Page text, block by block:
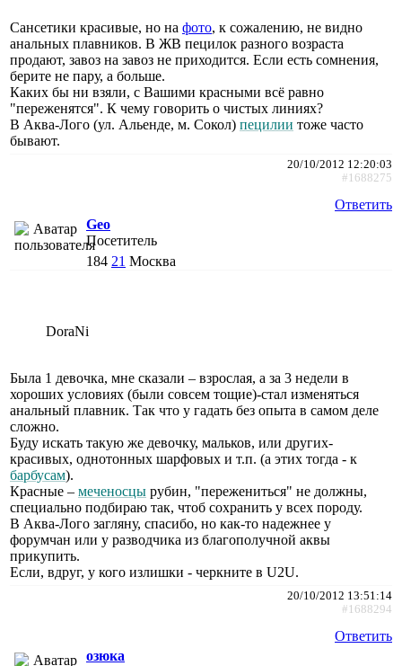
Сансетики красивые, но на фото, к сожалению, не видно
анальных плавников. В ЖВ пецилок разного возраста
продают, завоз на завоз не приходится. Если есть сомнения,
берите не пару, а больше.
Каких бы ни взяли, с Вашими красными всё равно
"переженятся". К чему говорить о чистых линиях?
В Аква-Лого (ул. Альенде, м. Сокол) пецилии тоже часто
бывают.
20/10/2012 12:20:03
#1688275
Ответить
Geo
Посетитель
184 21 Москва
DoraNi
Была 1 девочка, мне сказали – взрослая, а за 3 недели в
хороших условиях (были совсем тощие)-стал изменяться
анальный плавник. Так что у гадать без опыта в самом деле
сложно.
Буду искать такую же девочку, мальков, или других-
красивых, однотонных шарфовых и т.п. (а этих тогда - к
барбусам).
Красные – меченосцы рубин, "пережениться" не должны,
специально подбираю так, чтоб сохранить у всех породу.
В Аква-Лого загляну, спасибо, но как-то надежнее у
форумчан или у разводчика из благополучной аквы
прикупить.
Если, вдруг, у кого излишки - черкните в U2U.
20/10/2012 13:51:14
#1688294
Ответить
озюка